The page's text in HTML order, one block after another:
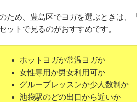
ため、豊島区でヨガを選ぶときは、
ットで見るのがおすすめです。
ホットヨガか常温ヨガか
女性専用か男女利用可か
グループレッスンか少人数制か
池袋駅のどの出口から近いか